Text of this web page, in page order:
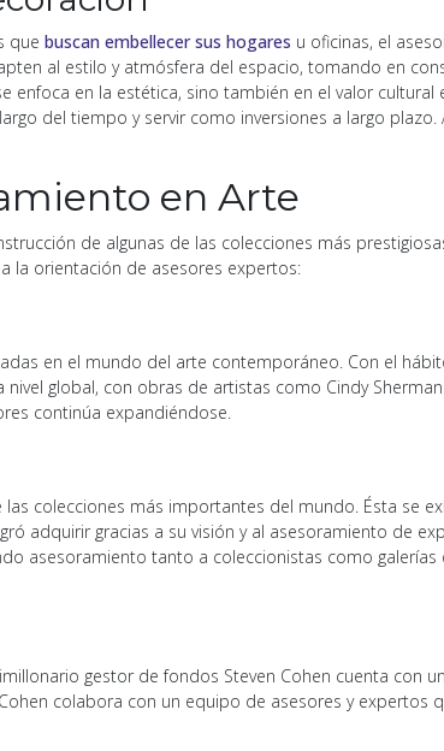
que buscan embellecer sus hogares u oficinas, el
al estilo y atmósfera del espacio, tomando en
enfoca en la estética, sino también en el valor
del tiempo y servir como inversiones a largo
en Arte
de algunas de las colecciones más
la orientación de asesores expertos:
en el mundo del arte contemporáneo. Con el
global, con obras de artistas como Cindy
continúa expandiéndose.
colecciones más importantes del mundo. Ésta se
adquirir gracias a su visión y al asesoramiento de
asesoramiento tanto a coleccionistas como
gestor de fondos Steven Cohen cuenta con
colabora con un equipo de asesores y expertos